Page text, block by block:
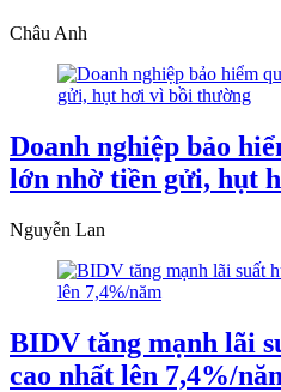
Châu Anh
Doanh nghiệp bảo
lớn nhờ tiền gửi, hụt
Nguyễn Lan
BIDV tăng mạnh lãi
cao nhất lên 7,4%/